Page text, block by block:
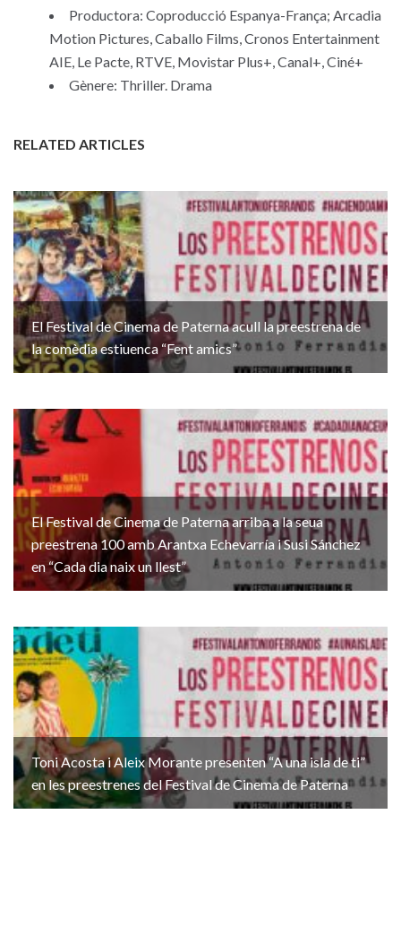
Productora: Coproducció Espanya-França; Arcadia
Motion Pictures, Caballo Films, Cronos Entertainment
AIE, Le Pacte, RTVE, Movistar Plus+, Canal+, Ciné+
Gènere: Thriller. Drama
RELATED ARTICLES
El Festival de Cinema de Paterna acull la preestrena de
la comèdia estiuenca “Fent amics”
El Festival de Cinema de Paterna arriba a la seua
preestrena 100 amb Arantxa Echevarría i Susi Sánchez
en “Cada dia naix un llest”
Toni Acosta i Aleix Morante presenten “A una isla de ti”
en les preestrenes del Festival de Cinema de Paterna